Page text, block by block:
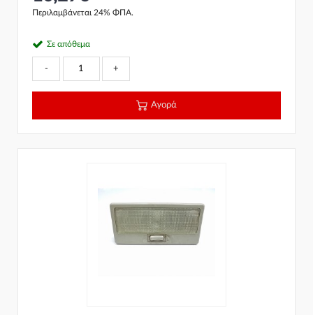
Περιλαμβάνεται 24% ΦΠΑ.
Σε απόθεμα
- +
Αγορά